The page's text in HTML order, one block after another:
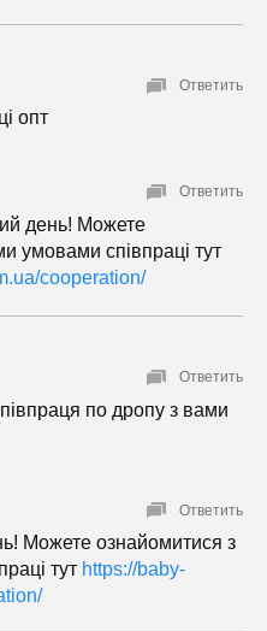
опт
Ответить
день! Можете
умовами співпраці тут
cooperation/
Ответить
по дропу з вами
Ответить
Можете ознайомитися з
тут https://baby-
Ответить